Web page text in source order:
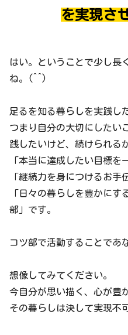
を実現さ
はい。ということで少し長
ね。(^^)
足るを知る暮らしを実践し
つまり自分の大切にしたい
践したいけど、続けられる
「本当に達成したい目標を
「継続力を身につけるお手
「日々の暮らしを豊かにす
部」です。
コツ部で活動することであ
想像してみてください。
今自分が思い描く、心が豊
その暮らしは決して実現不